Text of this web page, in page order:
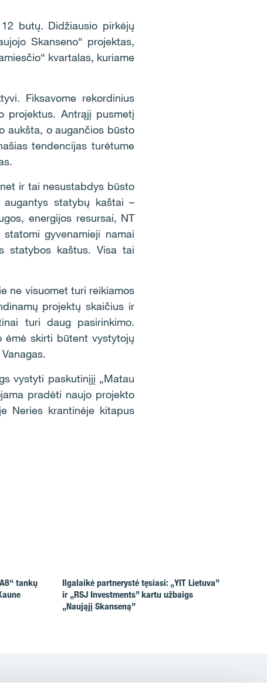
butų. Didžiausio pirkėjų
Skanseno“ projektas,
kvartalas, kuriame
Fiksavome rekordinius
projektus. Antrąjį pusmetį
aukšta, o augančios būsto
tendencijas turėtume
ir tai nesustabdys būsto
statybų kaštai –
energijos resursai, NT
gyvenamieji namai
statybos kaštus. Visa tai
ne visuomet turi reikiamos
projektų skaičius ir
turi daug pasirinkimo.
ėmė skirti būtent vystytojų
vystyti paskutinįjį „Matau
pradėti naujo projekto
Neries krantinėje kitapus
tankų
Ilgalaikė partnerystė tęsiasi: „YIT Lietuva”
ir „RSJ Investments” kartu užbaigs
„Naująjį Skanseną”